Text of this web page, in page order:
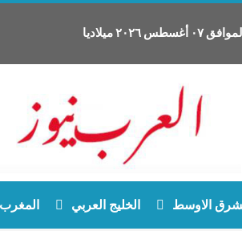
٠٧ أغسطس ٢٠٢٦ميلاديا
الاوسط الخليج العربي